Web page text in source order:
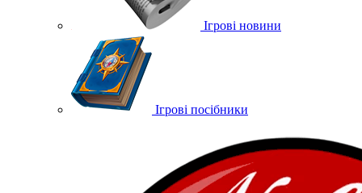
Ігрові новини
Ігрові посібники